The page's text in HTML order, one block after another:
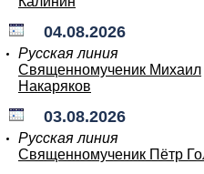
04.08.2026
Русская линия
Священномученик Михаил
Накаряков
03.08.2026
Русская линия
Священномученик Пётр